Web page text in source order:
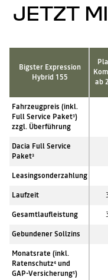
JETZT
Bigster Expression
Hybrid 155
ab
Fahrzeugpreis (inkl.
Full Service Paket3)
zzgl. Überführung
Dacia Full Service
Paket3
Leasingsonderzahlung
Laufzeit
Gesamtlaufleistung
Gebundener Sollzins
Monatsrate (inkl.
Ratenschutz4 und
GAP-Versicherung5)